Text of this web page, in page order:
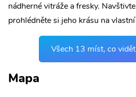
nádherné vitráže a fresky.
prohlédněte si jeho krásu na
Všech 13 míst, co
Mapa